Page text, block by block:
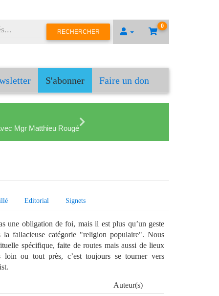
0
RECHERCHER
S'abonner Faire un don
Mgr Matthieu Rougé
Editorial Signets
une obligation de foi, mais il est plus qu’un geste
la fallacieuse catégorie "religion populaire". Nous
spécifique, faite de routes mais aussi de lieux
loin ou tout près, c’est toujours se tourner vers
Auteur(s)